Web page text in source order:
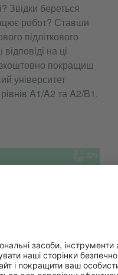
Звідки береться
робот? Ставши
підліткового
на ці
покращиш
університет
A1/A2 та A2/B1.